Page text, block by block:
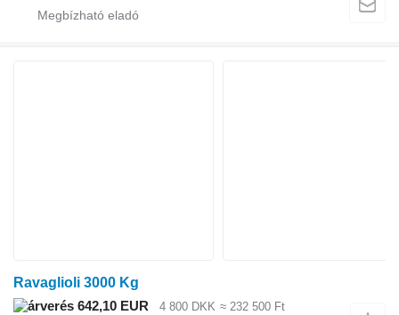
Ravaglioli 3000 Kg
642,10 EUR
4 800 DKK ≈ 232 500 Ft